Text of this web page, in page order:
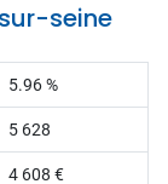
seine
5.96 %
5 628
4 608 €